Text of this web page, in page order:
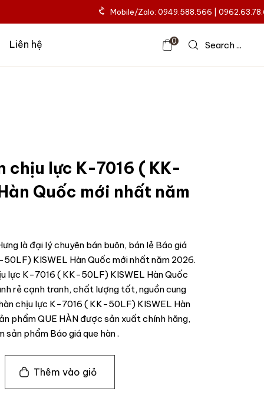
Mobile/Zalo: 0949.588.566 |
Liên hệ 0 Search ...
chịu lực K-7016 ( KK-
Quốc mới nhất năm
là đại lý chuyên bán buôn, bán lẻ Báo giá
KISWEL Hàn Quốc mới nhất năm 2026.
lực K-7016 ( KK-50LF) KISWEL Hàn Quốc
rẻ cạnh tranh, chất lượng tốt, nguồn cung
chịu lực K-7016 ( KK-50LF) KISWEL Hàn
phẩm QUE HÀN được sản xuất chính hãng,
sản phẩm Báo giá que hàn .
Thêm vào giỏ